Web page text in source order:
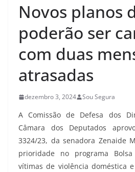
Novos planos
poderão ser
com duas
atrasadas
dezembro 3, 2024 Sou Segura
A Comissão de Defesa dos
Câmara dos Deputados
3324/23, da senadora Zenaide
prioridade no programa
vítimas de violência doméstica